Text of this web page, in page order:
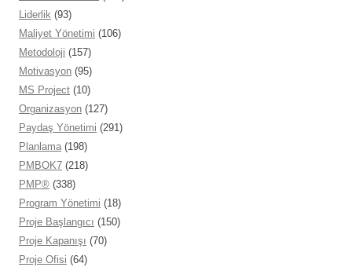
Liderlik (93)
Maliyet Yönetimi (106)
Metodoloji (157)
Motivasyon (95)
MS Project (10)
Organizasyon (127)
Paydaş Yönetimi (291)
Planlama (198)
PMBOK7 (218)
PMP® (338)
Program Yönetimi (18)
Proje Başlangıcı (150)
Proje Kapanışı (70)
Proje Ofisi (64)